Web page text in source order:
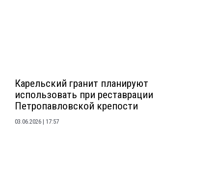
Карельский гранит планируют
использовать при реставрации
Петропавловской крепости
03.06.2026 17:57